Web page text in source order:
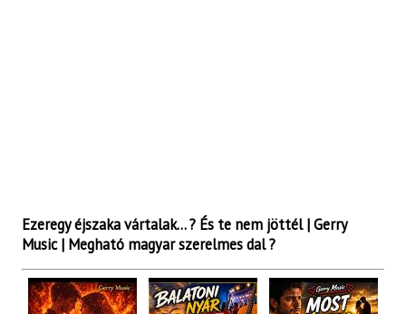
Ezeregy éjszaka vártalak… ? És te nem jöttél | Gerry
Music | Megható magyar szerelmes dal ?